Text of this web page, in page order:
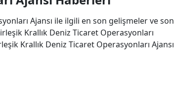
Ajansı ile ilgili en son gelişmeler ve son
Krallık Deniz Ticaret Operasyonları
Krallık Deniz Ticaret Operasyonları Ajansı